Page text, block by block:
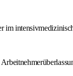
im